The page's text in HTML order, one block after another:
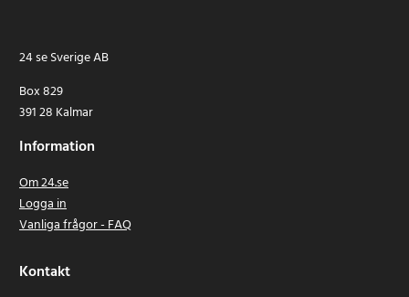
24 se Sverige AB
Box 829
391 28 Kalmar
Information
Om 24.se
Logga in
Vanliga frågor - FAQ
Kontakt